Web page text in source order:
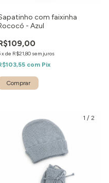
com faixinha
- Azul
xde R$21,80 sem juros
com Pix
1 / 2